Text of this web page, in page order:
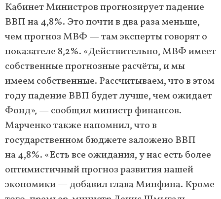
Кабинет Министров прогнозирует падение
ВВП на 4,8%. Это почти в два раза меньше,
чем прогноз МВФ — там эксперты говорят о
показателе 8,2%. «Действительно, МВФ имеет
собственные прогнозные расчёты, и мы
имеем собственные. Рассчитываем, что в этом
году падение ВВП будет лучше, чем ожидает
Фонд», — сообщил министр финансов.
Марченко также напомнил, что в
государственном бюджете заложено ВВП
на 4,8%. «Есть все ожидания, у нас есть более
оптимистичный прогноз развития нашей
экономики — добавил глава Минфина. Кроме